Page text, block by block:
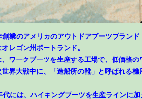
創業のアメリカのアウトドアブーツブランド
レゴン州ポートランド。
、ワークブーツを生産する工場で、低価格の
世界大戦中に、「造船所の靴」と呼ばれる
代には、ハイキングブーツを生産ラインに